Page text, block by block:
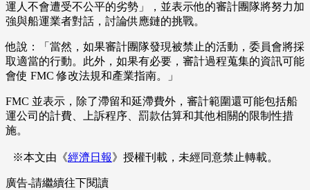
運人不會遭受不公平的劣勢」，並表示他的審計團隊將努力加
強與船運業者對話，討論供應鏈的挑戰。
他說：「當然，如果審計團隊發現被禁止的活動，委員會將採
取適當的行動。此外，如果有必要，審計過程蒐集的資訊可能
會使 FMC 修改法規和產業指南。」
FMC 並表示，除了滯留和延滯費外，審計範圍還可能包括船
運公司的計費、上訴程序、罰款估算和其他相關的限制性措
施。
※本文由《經濟日報》授權刊載，未經同意禁止轉載。
廣告-請繼續往下閱讀